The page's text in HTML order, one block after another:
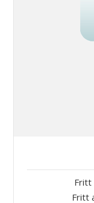
Fritt
Fritt